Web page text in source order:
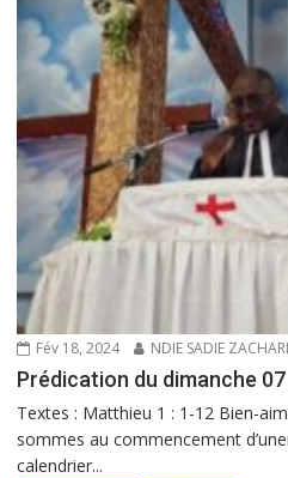
Fév 18, 2024 NDIE SADIE
Prédication du dimanche
Textes : Matthieu 1 : 1-12 Bien-
sommes au commencement
calendrier...